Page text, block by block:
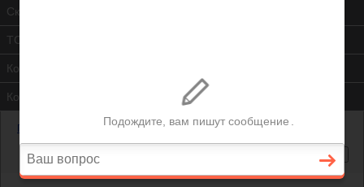
Скачать ЖК РФ
ТСЖ
Контакты
Консультация юриста
Главная «Выдел доли в натуре»